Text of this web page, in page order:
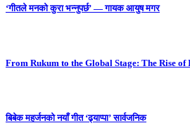
‘गीतले मनको कुरा भन्नुपर्छ’ — गायक आयुष मगर
From Rukum to the Global Stage: The Rise
बिबेक महर्जनको नयाँ गीत ‘ढ्याप्पा’ सार्वजनिक